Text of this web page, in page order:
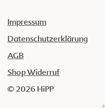
Impressum
Datenschutzerklärung
AGB
Shop Widerruf
© 2026 HiPP